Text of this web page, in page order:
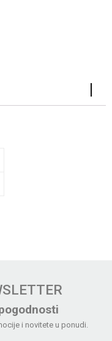
i novitete u ponudi.